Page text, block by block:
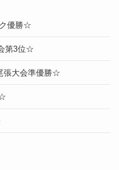
優勝☆
第3位☆
張大会準優勝☆